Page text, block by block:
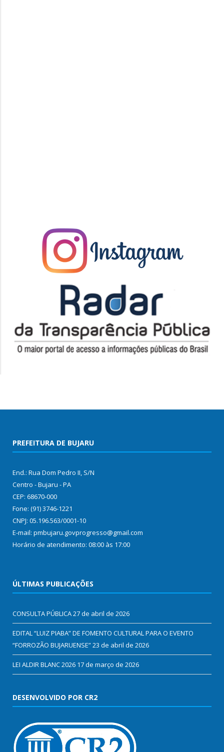
PREFEITURA DE BUJARU
End.: Rua Dom Pedro II, S/N
Centro - Bujaru - PA
CEP: 68670-000
Fone: (91) 3746-1221
CNPJ: 05.196.563/0001-10
E-mail: pmbujaru.govprogresso@gmail.com
Horário de atendimento: 08:00 às 17:00
ÚLTIMAS PUBLICAÇÕES
CONSULTA PÚBLICA27 de abril de 2026
EDITAL “LUIZ PIABA” DE FOMENTO CULTURAL PARA O EVENTO
“FORROZÃO BUJARUENSE”23 de abril de 2026
LEI ALDIR BLANC 2026 17 de março de 2026
DESENVOLVIDO POR CR2